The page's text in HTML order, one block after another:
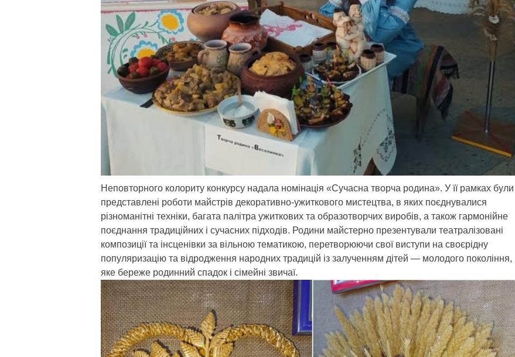
Неповторного колориту конкурсу надала номінація «Сучасна творча родина». У її рамках були
представлені роботи майстрів декоративно-ужиткового мистецтва, в яких поєднувалися
різноманітні техніки, багата палітра ужиткових та образотворчих виробів, а також гармонійне
поєднання традиційних і сучасних підходів. Родини майстерно презентували театралізовані
композиції та інсценівки за вільною тематикою, перетворюючи свої виступи на своєрідну
популяризацію та відродження народних традицій із залученням дітей — молодого покоління,
яке береже родинний спадок і сімейні звичаї.